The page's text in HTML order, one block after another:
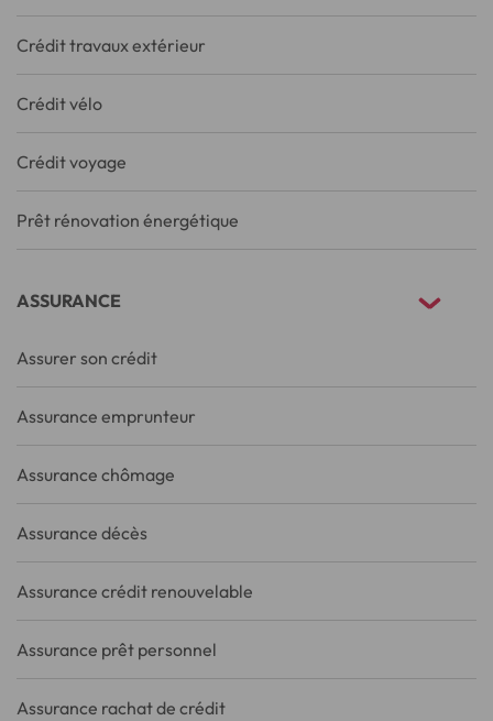
Crédit travaux extérieur
Crédit vélo
Crédit voyage
Prêt rénovation énergétique
ASSURANCE
Assurer son crédit
Assurance emprunteur
Assurance chômage
Assurance décès
Assurance crédit renouvelable
Assurance prêt personnel
Assurance rachat de crédit